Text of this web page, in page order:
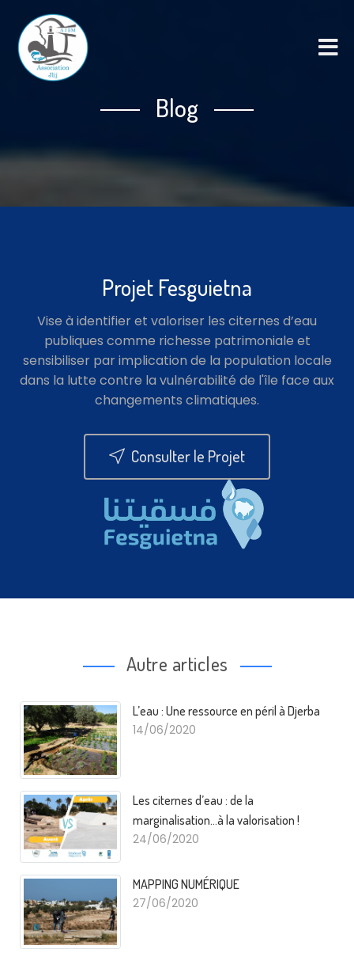
Blog
Projet Fesguietna
Vise à identifier et valoriser les citernes d’eau
publiques comme richesse patrimoniale et
sensibiliser par implication de la population locale
dans la lutte contre la vulnérabilité de l'île face aux
changements climatiques.
Consulter le Projet
Autre articles
L’eau : Une ressource en péril à Djerba
14/06/2020
Les citernes d’eau : de la
marginalisation…à la valorisation !
24/06/2020
MAPPING NUMÉRIQUE
27/06/2020